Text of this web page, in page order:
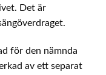
Det är
för den nämnda
av ett separat